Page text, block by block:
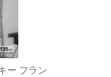
ー フラン